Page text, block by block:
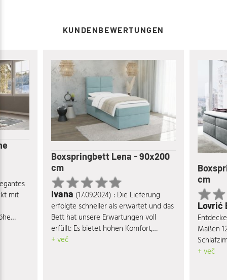
KUNDENBEWERTUNGEN
mit
Boxspringbett Lena - 90x200
cm
Ivana (17.09.2024) : Die Lieferung
erfolgte schneller als erwartet und das
Bett hat unsere Erwartungen voll
erfüllt: Es bietet hohen Komfort,
besticht durch seine ansprechende
+ več
cm
Lovrić
Maßen
vereint
+ več